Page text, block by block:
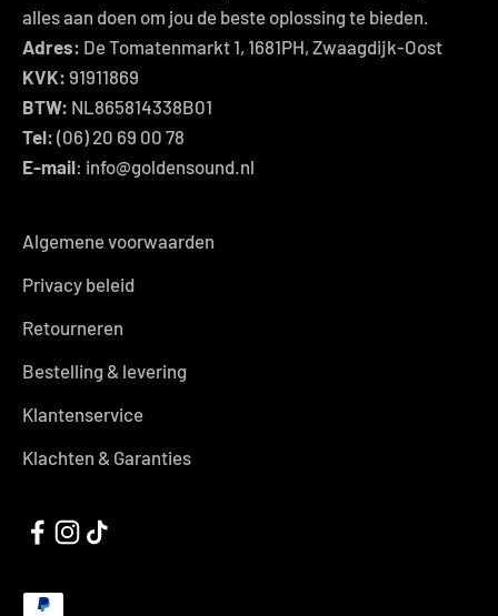
alles aan doen om jou de beste oplossing te bieden.
Adres: De Tomatenmarkt 1, 1681PH, Zwaagdijk-Oost
KVK: 91911869
BTW: NL865814338B01
Tel: (06) 20 69 00 78
E-mail: info@goldensound.nl
Algemene voorwaarden
Privacy beleid
Retourneren
Bestelling & levering
Klantenservice
Klachten & Garanties